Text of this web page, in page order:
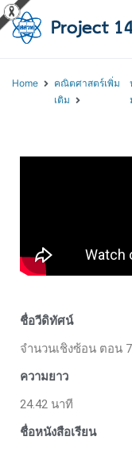
Home
คณิตศาสตร์เพิ่ม
เติม
ชื่อวีดิทัศน์
จำนวนเชิงซ้อน ตอน 7
ความยาว
24.42 นาที
ชื่อหนังสือเรียน